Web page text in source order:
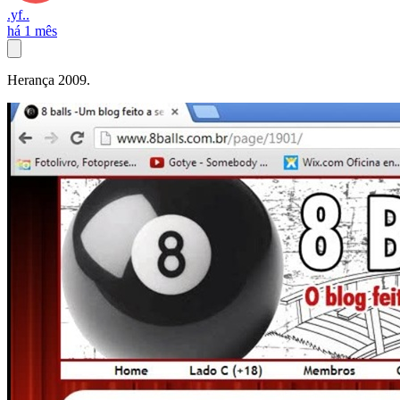
.yf..
há 1 mês
Herança 2009.